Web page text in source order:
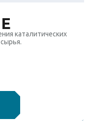
каталитических